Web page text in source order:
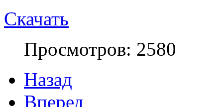
Скачать
Просмотров: 2580
Назад
Вперед